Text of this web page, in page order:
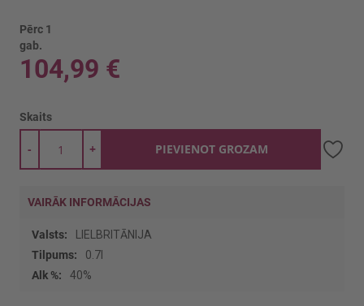
Pērc 1
gab.
104,99 €
Skaits
+
- PIEVIENOT GROZAM
VAIRĀK INFORMĀCIJAS
Vairāk
informācijas
LIELBRITĀNIJA
0.7l
40%